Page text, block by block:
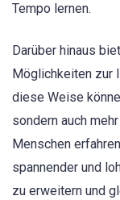
Tempo lernen.
Darüber hinaus
Möglichkeiten zur
diese Weise
sondern auch
Menschen
spannender und
zu erweitern und